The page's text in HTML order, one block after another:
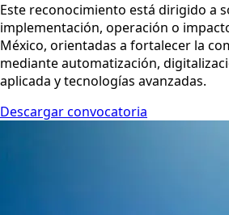
Este reconocimiento está dirigido a
implementación, operación o
México, orientadas a fortalecer la
mediante automatización,
aplicada y tecnologías avanzadas.
Descargar convocatoria